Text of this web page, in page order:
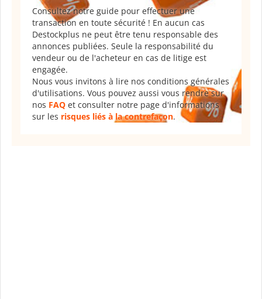
Consultez notre guide pour effectuer une
transaction en toute sécurité ! En aucun cas
Destockplus ne peut être tenu responsable des
annonces publiées. Seule la responsabilité du
vendeur ou de l'acheteur en cas de litige est
engagée.
Nous vous invitons à lire nos conditions générales
d'utilisations. Vous pouvez aussi vous rendre sur
nos FAQ et consulter notre page d'informations
sur les risques liés à la contrefaçon.